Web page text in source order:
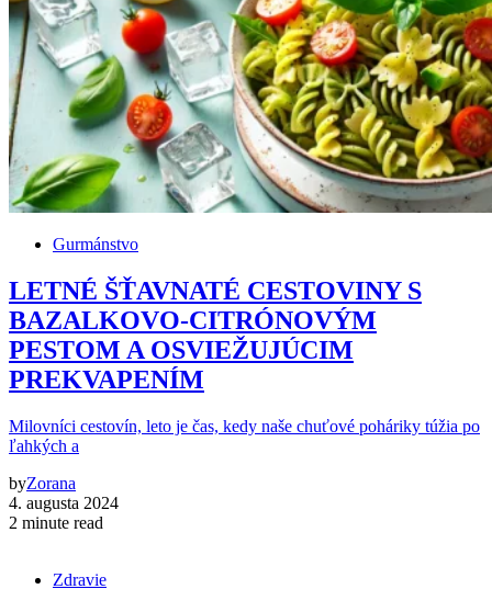
Gurmánstvo
LETNÉ ŠŤAVNATÉ CESTOVINY S
BAZALKOVO-CITRÓNOVÝM
PESTOM A OSVIEŽUJÚCIM
PREKVAPENÍM
Milovníci cestovín, leto je čas, kedy naše chuťové poháriky túžia po
ľahkých a
byZorana
4. augusta 2024
2 minute read
Zdravie